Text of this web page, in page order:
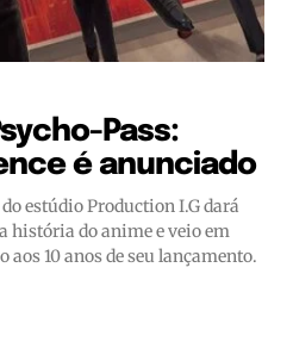
Pass:
é anunciado
estúdio Production I.G dará
história do anime e veio em
aos 10 anos de seu lançamento.